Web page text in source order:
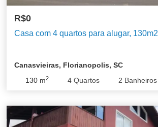
R$0
Casa com 4 quartos para alugar, 130m2
Canasvieiras, Florianopolis, SC
130 m2 4 Quartos 2 Banheiros